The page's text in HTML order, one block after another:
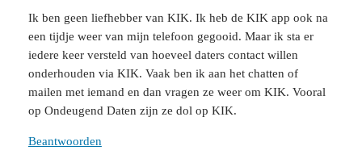
Ik ben geen liefhebber van KIK. Ik heb de KIK app ook na
een tijdje weer van mijn telefoon gegooid. Maar ik sta er
iedere keer versteld van hoeveel daters contact willen
onderhouden via KIK. Vaak ben ik aan het chatten of
mailen met iemand en dan vragen ze weer om KIK. Vooral
op Ondeugend Daten zijn ze dol op KIK.
Beantwoorden